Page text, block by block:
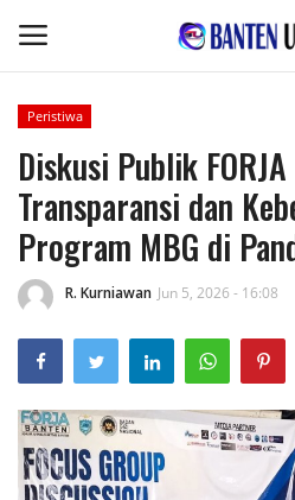
Home
Pertanian & Kehutanan
Kode Etik Jurnalistik
Perikanan & Peternakan
Peristiwa
Diskusi Publik
Transparansi dan
Program MBG di
R. Kurniawan Jun 5, 2026 - 16:08